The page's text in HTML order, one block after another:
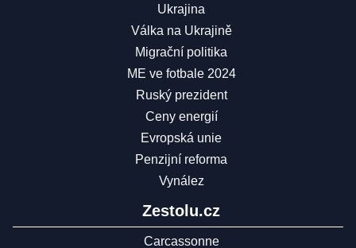
Ukrajina
Válka na Ukrajině
Migrační politika
ME ve fotbale 2024
Ruský prezident
Ceny energií
Evropská unie
Penzijní reforma
Vynález
Zestolu.cz
Carcassonne